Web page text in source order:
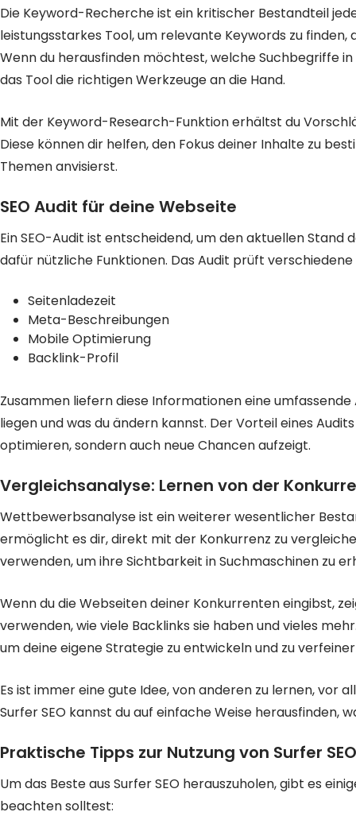
Die Keyword-Recherche ist ein kritischer Bestandteil
leistungsstarkes Tool, um relevante Keywords zu
Wenn du herausfinden möchtest, welche Suchbegriffe
das Tool die richtigen Werkzeuge an die Hand.
Mit der Keyword-Research-Funktion erhältst du
Diese können dir helfen, den Fokus deiner Inhalte zu
Themen anvisierst.
SEO Audit für deine Webseite
Ein SEO-Audit ist entscheidend, um den aktuellen Stand
dafür nützliche Funktionen. Das Audit prüft
Seitenladezeit
Meta-Beschreibungen
Mobile Optimierung
Backlink-Profil
Zusammen liefern diese Informationen eine
liegen und was du ändern kannst. Der Vorteil eines
optimieren, sondern auch neue Chancen aufzeigt.
Vergleichsanalyse: Lernen von der
Wettbewerbsanalyse ist ein weiterer wesentlicher
ermöglicht es dir, direkt mit der Konkurrenz zu
verwenden, um ihre Sichtbarkeit in Suchmaschinen zu
Wenn du die Webseiten deiner Konkurrenten eingibst,
verwenden, wie viele Backlinks sie haben und vieles
um deine eigene Strategie zu entwickeln und zu
Es ist immer eine gute Idee, von anderen zu lernen, vor
Surfer SEO kannst du auf einfache Weise herausfinden,
Praktische Tipps zur Nutzung von Surfer SEO
Um das Beste aus Surfer SEO herauszuholen, gibt es
beachten solltest: